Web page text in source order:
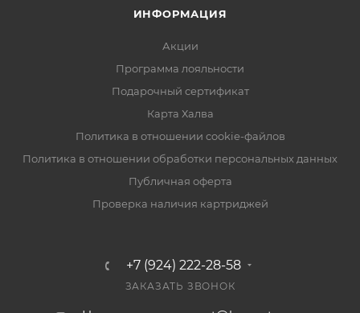
ИНФОРМАЦИЯ
Акции
Программа лояльности
Подарочный сертификат
Карта Халва
Политика в отношении cookie-файлов
Политика в отношении обработки персональных данных
Публичная оферта
Проверка наличия картриджей
+7 (924) 222-28-58
ЗАКАЗАТЬ ЗВОНОК